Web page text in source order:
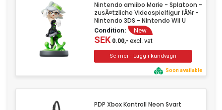
Nintendo amiibo Marie - Splatoon -
zusÃ¤tzliche Videospielfigur fÃ¼r -
Nintendo 3DS - Nintendo Wii U
Condition: New
SEK0.00,- excl. vat
Soon available
PDP Xbox Kontroll Neon Svart